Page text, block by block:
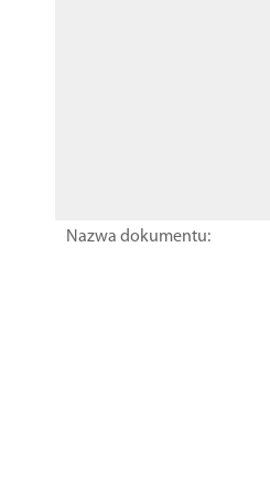
Nazwa dokumentu: